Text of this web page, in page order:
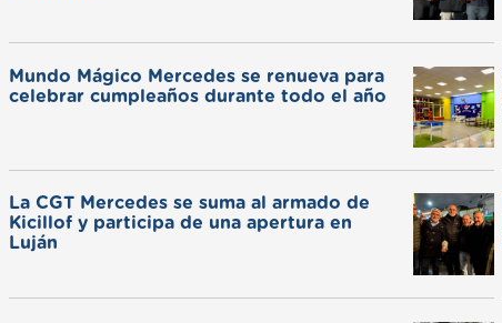
Mundo Mágico Mercedes se renueva para
celebrar cumpleaños durante todo el año
La CGT Mercedes se suma al armado de
Kicillof y participa de una apertura en
Luján